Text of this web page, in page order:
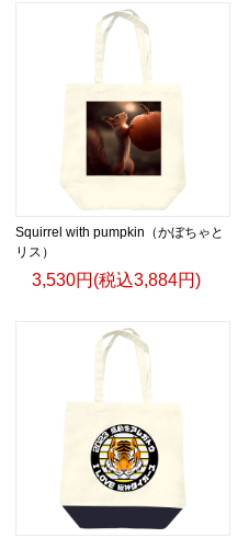
Squirrel with pumpkin（かぼちゃと
リス）
3,530円(税込3,884円)